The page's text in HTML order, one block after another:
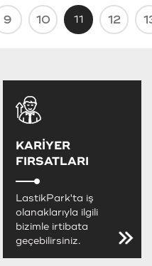
9 10 11 12
KARİYER
FIRSATLARI
LastikPark'ta iş
olanaklarıyla ilgili
bizimle irtibata
geçebilirsiniz.